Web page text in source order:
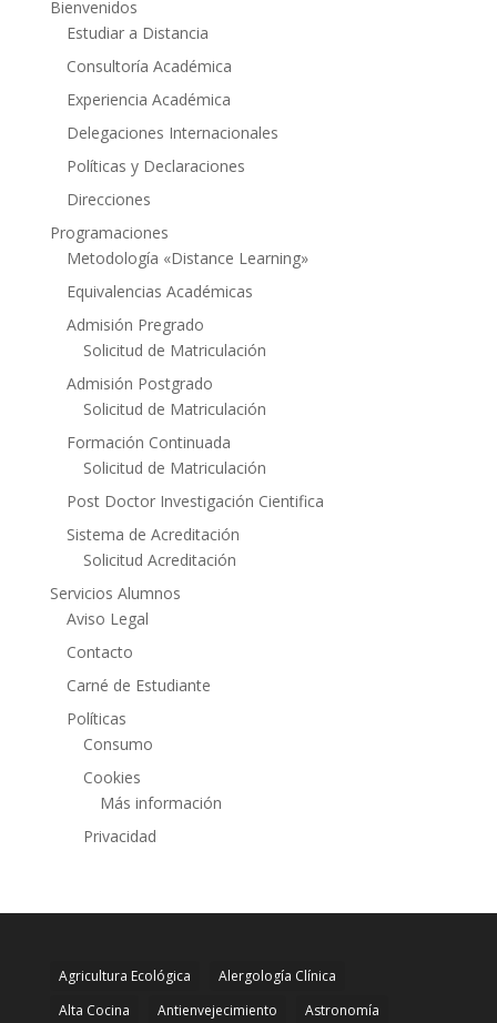
Bienvenidos
Estudiar a Distancia
Consultoría Académica
Experiencia Académica
Delegaciones Internacionales
Políticas y Declaraciones
Direcciones
Programaciones
Metodología «Distance Learning»
Equivalencias Académicas
Admisión Pregrado
Solicitud de Matriculación
Admisión Postgrado
Solicitud de Matriculación
Formación Continuada
Solicitud de Matriculación
Post Doctor Investigación Cientifica
Sistema de Acreditación
Solicitud Acreditación
Servicios Alumnos
Aviso Legal
Contacto
Carné de Estudiante
Políticas
Consumo
Cookies
Más información
Privacidad
Agricultura Ecológica
Alergología Clínica
Alta Cocina
Antienvejecimiento
Astronomía